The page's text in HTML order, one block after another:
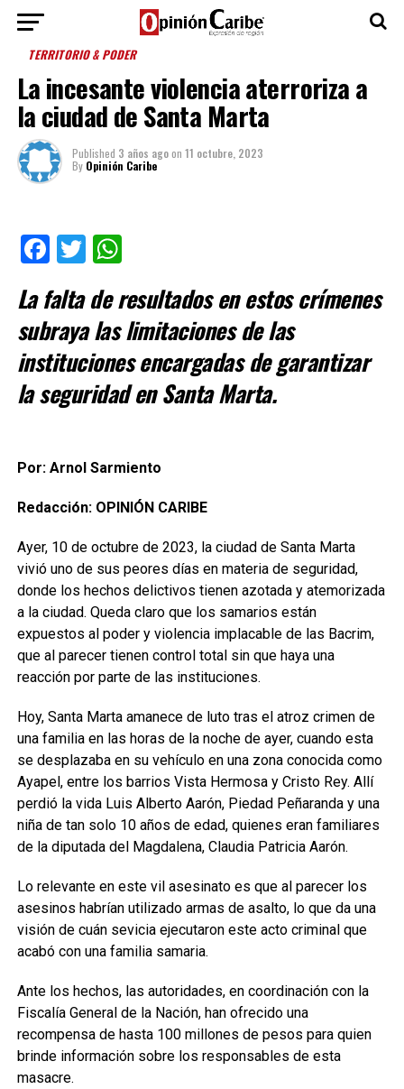
TERRITORIO & PODER
La incesante violencia aterroriza a
la ciudad de Santa Marta
Published 3 años agoon 11 octubre, 2023
By Opinión Caribe
Facebook
TwitterWhatsApp
La falta de resultados en estos crímenes
subraya las limitaciones de las
instituciones encargadas de garantizar
la seguridad en Santa Marta.
Por: Arnol Sarmiento
Redacción: OPINIÓN CARIBE
Ayer, 10 de octubre de 2023, la ciudad de Santa Marta
vivió uno de sus peores días en materia de seguridad,
donde los hechos delictivos tienen azotada y atemorizada
a la ciudad. Queda claro que los samarios están
expuestos al poder y violencia implacable de las Bacrim,
que al parecer tienen control total sin que haya una
reacción por parte de las instituciones.
Hoy, Santa Marta amanece de luto tras el atroz crimen de
una familia en las horas de la noche de ayer, cuando esta
se desplazaba en su vehículo en una zona conocida como
Ayapel, entre los barrios Vista Hermosa y Cristo Rey. Allí
perdió la vida Luis Alberto Aarón, Piedad Peñaranda y una
niña de tan solo 10 años de edad, quienes eran familiares
de la diputada del Magdalena, Claudia Patricia Aarón.
Lo relevante en este vil asesinato es que al parecer los
asesinos habrían utilizado armas de asalto, lo que da una
visión de cuán sevicia ejecutaron este acto criminal que
acabó con una familia samaria.
Ante los hechos, las autoridades, en coordinación con la
Fiscalía General de la Nación, han ofrecido una
recompensa de hasta 100 millones de pesos para quien
brinde información sobre los responsables de esta
masacre.